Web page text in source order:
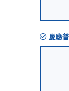
慶應